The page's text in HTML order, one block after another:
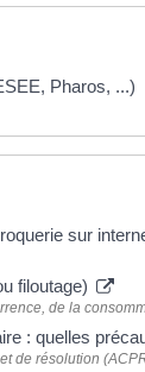
Pharos, ...)
sur
filoutage)
de la
: quelles
de résolution